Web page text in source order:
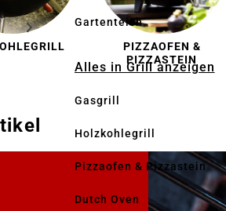
Gartenteich
Alles in Grill anzeigen
Gasgrill
Holzkohlegrill
Pizzaofen & Pizzastein
Dutch Oven
PIZZAOFEN &
PIZZASTEIN